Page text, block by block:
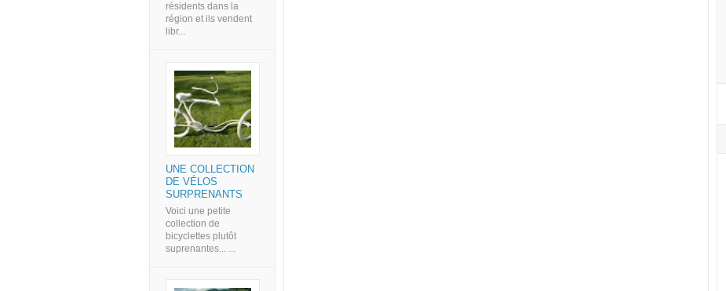
résidents dans la
région et ils vendent
libr...
UNE COLLECTION
DE VÉLOS
SURPRENANTS
Voici une petite
collection de
bicyclettes plutôt
suprenantes... ...